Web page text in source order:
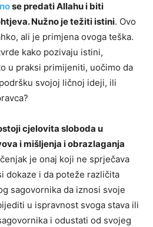
se predati Allahu i biti
Nužno je težiti istini. Ovo
ali je primjena ovoga teška.
kako pozivaju istini,
u praksi primijeniti, uočimo da
svojoj ličnoj ideji, ili
cjelovita sloboda u
i mišljenja i obrazlaganja
je onaj koji ne sprječava
dokaze i da poteže različita
sagovornika da iznosi svoje
u ispravnost svoga stava ili
i odustati od svojeg